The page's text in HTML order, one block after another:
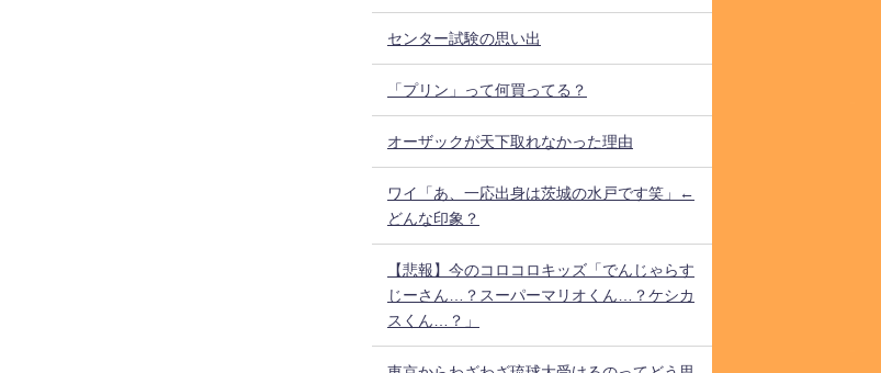
センター試験の思い出
「プリン」って何買ってる？
オーザックが天下取れなかった理由
ワイ「あ、一応出身は茨城の水戸です笑」←
どんな印象？
【悲報】今のコロコロキッズ「でんじゃらす
じーさん…？スーパーマリオくん…？ケシカ
スくん…？」